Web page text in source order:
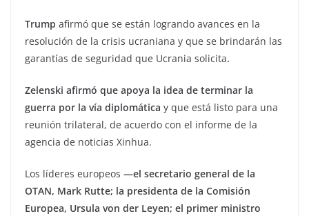
Trump afirmó que se están logrando avances en la
resolución de la crisis ucraniana y que se brindarán las
garantías de seguridad que Ucrania solicita.
Zelenski afirmó que apoya la idea de terminar la
guerra por la vía diplomática y que está listo para una
reunión trilateral, de acuerdo con el informe de la
agencia de noticias Xinhua.
Los líderes europeos —el secretario general de la
OTAN, Mark Rutte; la presidenta de la Comisión
Europea, Ursula von der Leyen; el primer ministro